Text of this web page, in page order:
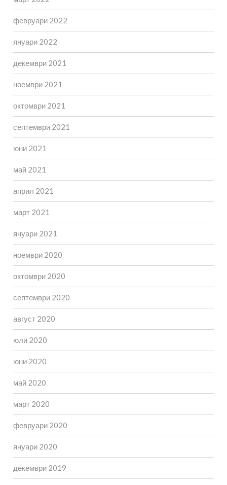
февруари 2022
януари 2022
декември 2021
ноември 2021
октомври 2021
септември 2021
юни 2021
май 2021
април 2021
март 2021
януари 2021
ноември 2020
октомври 2020
септември 2020
август 2020
юли 2020
юни 2020
май 2020
март 2020
февруари 2020
януари 2020
декември 2019